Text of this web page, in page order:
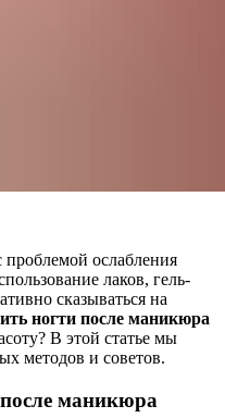
ослабления
лаков, гель-
сказываться на
ногти после маникюра
В этой статье мы
методов и советов.
маникюра